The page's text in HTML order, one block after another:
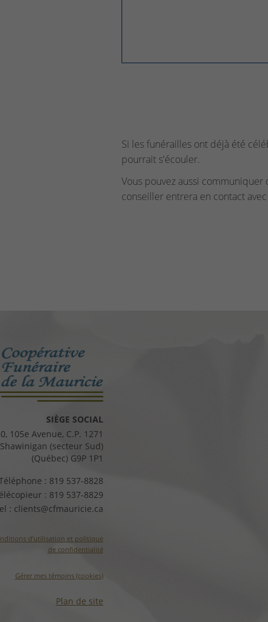
Si les funérailles ont déjà été
pourrait s'écouler.
Vous pouvez aussi
conseiller entrera en contact avec
SIÈGE SOCIAL
105e Avenue, C.P. 1271
Shawinigan (secteur Sud)
(Québec) G9P 1P1
: 819 537-8828
: 819 537-8829
: clients@cfmauricie.ca
d’utilisation et politique
de confidentialité
Gérer mes témoins (cookies)
Plan de site